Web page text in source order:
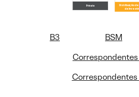
B3 BSM
Correspondentes